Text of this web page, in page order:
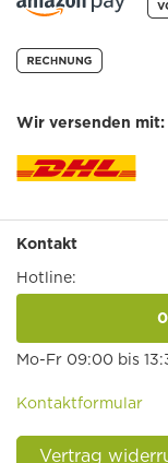
Wir versenden mit:
Kontakt
Hotline:
Mo-Fr 09:00 bis
Kontaktformular
Vertrag